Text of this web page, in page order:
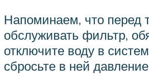
Напоминаем, что перед
обслуживать фильтр,
отключите воду в
сбросьте в ней